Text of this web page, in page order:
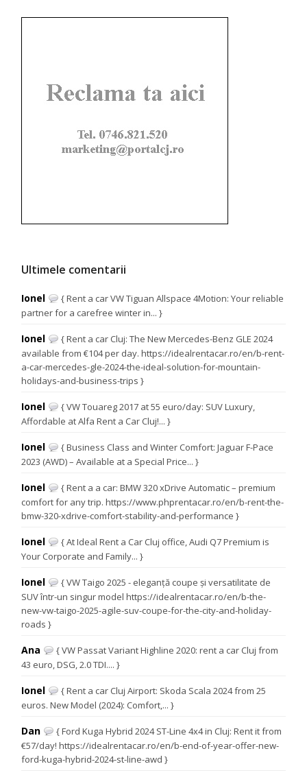
Ultimele comentarii
Ionel
{ Rent a car VW Tiguan Allspace 4Motion: Your reliable
partner for a carefree winter in... }
Ionel
{ Rent a car Cluj: The New Mercedes-Benz GLE 2024
available from €104 per day. https://idealrentacar.ro/en/b-rent-
a-car-mercedes-gle-2024-the-ideal-solution-for-mountain-
holidays-and-business-trips }
Ionel
{ VW Touareg 2017 at 55 euro/day: SUV Luxury,
Affordable at Alfa Rent a Car Cluj!... }
Ionel
{ Business Class and Winter Comfort: Jaguar F-Pace
2023 (AWD) – Available at a Special Price... }
Ionel
{ Rent a a car: BMW 320 xDrive Automatic – premium
comfort for any trip. https://www.phprentacar.ro/en/b-rent-the-
bmw-320-xdrive-comfort-stability-and-performance }
Ionel
{ At Ideal Rent a Car Cluj office, Audi Q7 Premium is
Your Corporate and Family... }
Ionel
{ VW Taigo 2025 - eleganță coupe și versatilitate de
SUV într-un singur model https://idealrentacar.ro/en/b-the-
new-vw-taigo-2025-agile-suv-coupe-for-the-city-and-holiday-
roads }
Ana
{ VW Passat Variant Highline 2020: rent a car Cluj from
43 euro, DSG, 2.0 TDI.... }
Ionel
{ Rent a car Cluj Airport: Skoda Scala 2024 from 25
euros. New Model (2024): Comfort,... }
Dan
{ Ford Kuga Hybrid 2024 ST-Line 4x4 in Cluj: Rent it from
€57/day! https://idealrentacar.ro/en/b-end-of-year-offer-new-
ford-kuga-hybrid-2024-st-line-awd }